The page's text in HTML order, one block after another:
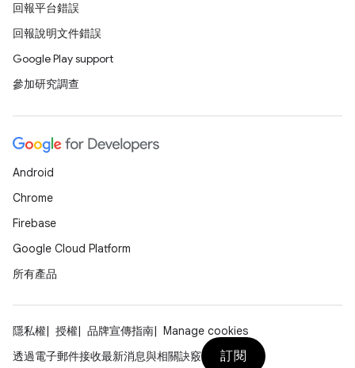
回報平台錯誤
回報說明文件錯誤
Google Play support
參加研究調查
Android
Chrome
Firebase
Google Cloud Platform
所有產品
隱私權 授權 品牌宣傳指南
Manage cookies
透過電子郵件接收最新消息與相關訣竅
訂閱